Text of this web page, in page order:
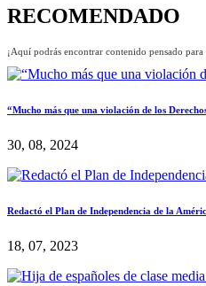
RECOMENDADO
¡Aquí podrás encontrar contenido pensado para
“Mucho más que una violación de los
30, 08, 2024
Redactó el Plan de Independencia de la
18, 07, 2023